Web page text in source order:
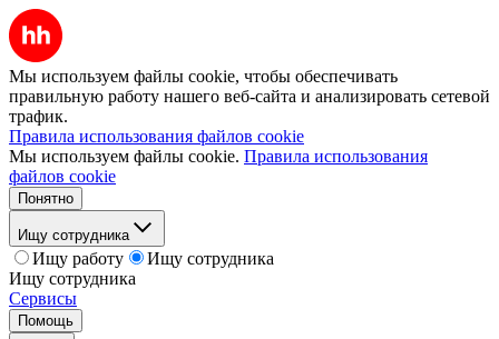
Мы используем файлы cookie, чтобы обеспечивать
правильную работу нашего веб-сайта и анализировать сетевой
трафик.
Правила использования файлов cookie
Мы используем файлы cookie. Правила использования
файлов cookie
Понятно
Ищу сотрудника
Ищу работу
Ищу сотрудника
Ищу сотрудника
Сервисы
Помощь